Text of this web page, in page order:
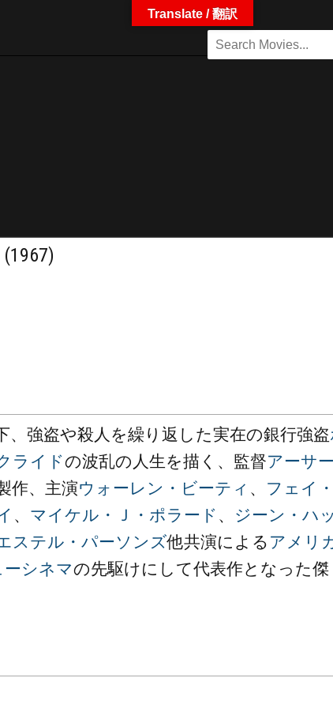
、強盗や殺人を繰り返した実在の銀行強盗
ライドの波乱の人生を描く、監督アーサー
作、主演ウォーレン・ビーティ 、 フェイ
、 マイケル・Ｊ・ポラード 、 ジーン・ハ
ステル・パーソンズ他共演による アメリ
ーシネマの先駆けにして代表作となった傑
Translate / 翻訳